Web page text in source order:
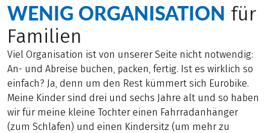
WENIG ORGANISATION für
Familien
Viel Organisation ist von unserer Seite nicht notwendig:
An- und Abreise buchen, packen, fertig. Ist es wirklich so
einfach? Ja, denn um den Rest kümmert sich Eurobike.
Meine Kinder sind drei und sechs Jahre alt und so haben
wir für meine kleine Tochter einen Fahrradanhänger
(zum Schlafen) und einen Kindersitz (um mehr zu